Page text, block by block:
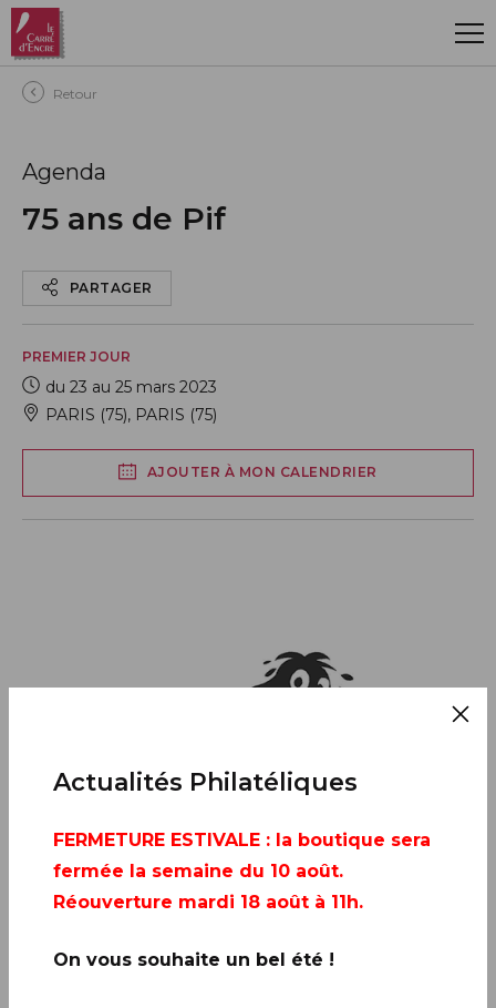
Aller au contenu principal
Retour
Agenda
75 ans de Pif
PARTAGER
PREMIER JOUR
du 23 au 25 mars 2023
PARIS (75), PARIS (75)
AJOUTER À MON CALENDRIER
Actualités Philatéliques
FERMETURE ESTIVALE : la boutique sera
fermée la semaine du 10 août.
Réouverture mardi 18 août à 11h.
On vous souhaite un bel été !